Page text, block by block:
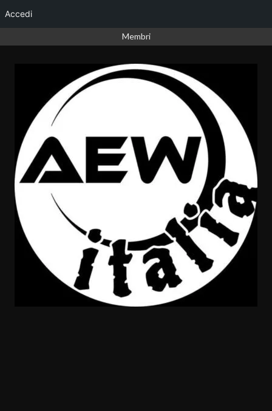
Accedi
Membri